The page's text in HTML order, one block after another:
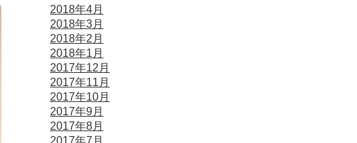
2018年4月
2018年3月
2018年2月
2018年1月
2017年12月
2017年11月
2017年10月
2017年9月
2017年8月
2017年7月